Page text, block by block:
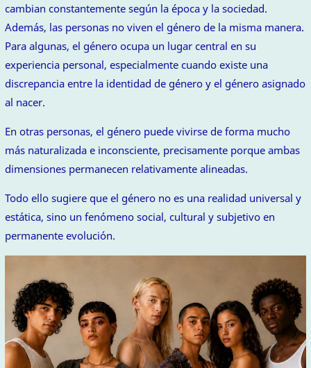
cambian constantemente según la época y la sociedad.
Además, las personas no viven el género de la misma manera.
Para algunas, el género ocupa un lugar central en su
experiencia personal, especialmente cuando existe una
discrepancia entre la identidad de género y el género asignado
al nacer.
En otras personas, el género puede vivirse de forma mucho
más naturalizada e inconsciente, precisamente porque ambas
dimensiones permanecen relativamente alineadas.
Todo ello sugiere que el género no es una realidad universal y
estática, sino un fenómeno social, cultural y subjetivo en
permanente evolución.